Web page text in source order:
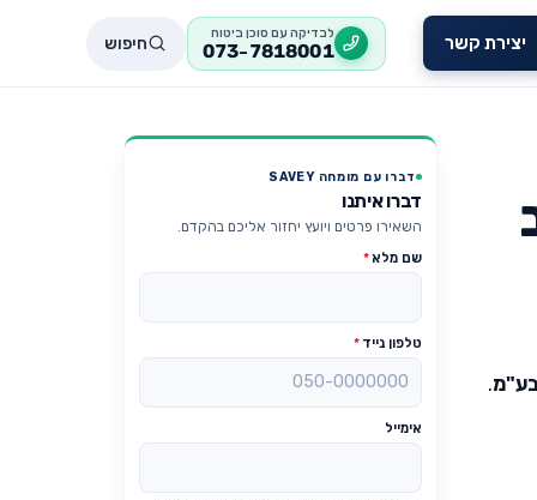
יצירת קשר לבדיקה עם סוכן ביטוח
073-7818001 חיפוש
.
דברו עם מומחה SAVEY
דברו איתנו
השאירו פרטים ויועץ יחזור אליכם בהקדם.
שם מלא*
טלפון נייד *
אימייל